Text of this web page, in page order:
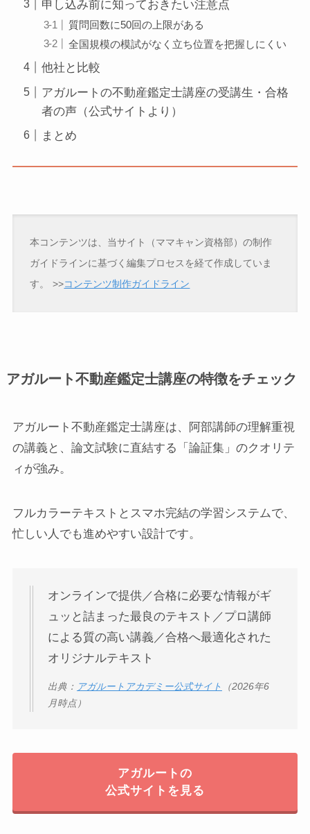
申し込み前に知っておきたい注意点
質問回数に50回の上限がある
全国規模の模試がなく立ち位置を把握しにくい
他社と比較
アガルートの不動産鑑定士講座の受講生・合格
者の声（公式サイトより）
まとめ
本コンテンツは、当サイト（ママキャン資格部）の制作
ガイドラインに基づく編集プロセスを経て作成していま
す。
>>コンテンツ制作ガイドライン
アガルート不動産鑑定士講座の特徴をチェック
アガルート不動産鑑定士講座は、阿部講師の理解重視
の講義と、論文試験に直結する「論証集」のクオリテ
ィが強み。
フルカラーテキストとスマホ完結の学習システムで、
忙しい人でも進めやすい設計です。
オンラインで提供／合格に必要な情報がギ
ュッと詰まった最良のテキスト／プロ講師
による質の高い講義／合格へ最適化された
オリジナルテキスト
出典： アガルートアカデミー公式サイト
（2026年6
月時点）
アガルートの
公式サイトを見る